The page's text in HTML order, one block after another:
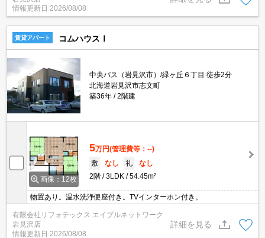
情報更新日 2026/08/08
賃貸アパート コムハウスⅠ
中央バス（岩見沢市）/緑ヶ丘６丁目 徒歩2分
北海道岩見沢市志文町
築36年
2階建
画像：12枚
5万円(管理費等：--)
敷
なし 礼
なし
2階
3LDK 54.45m²
物置あり。温水洗浄便座付き。TVインターホン付き。
有限会社リフォテックス エイブルネットワーク
岩見沢店
情報更新日 2026/08/08
詳細を見る